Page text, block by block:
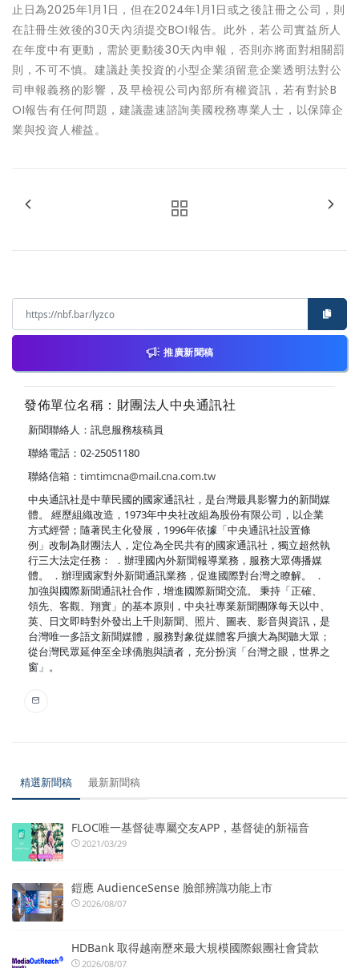
止日為2025年1月1日，但在2024年1月1日或之後註冊之公司，則
在註冊生效後的30天內須提交BOI報告。此外，若公司實益所人
在年度中有更動，需於更動後30天內申報，否則亦將面對相關罰
則，不可不慎。建議赴美投資的小型企業須留意企業透明法對公
司申報義務的影響，及早檢視公司內部所有權資訊，若有對於B
OI報告有任何問題，建議盡速諮詢美國稅務專業人士，以保障企
業與投資人權益。
推廣新聞稿
發佈單位名稱：財團法人中央通訊社
新聞聯絡人：訊息服務核稿員
聯絡電話：02-25051180
聯絡信箱： timtimcna@mail.cna.com.tw
中央通訊社是中華民國的國家通訊社，是台灣最具影響力的新聞媒
體。 經歷組織改造，1973年中央社改組為股份有限公司，以企業
方式經營；隨著民主化發展，1996年依據「中央通訊社設置條
例」改制為財團法人，定位為全民共有的國家通訊社，獨立超然執
行三大法定任務： ．辦理國內外新聞報導業務，服務大眾傳播媒
體。 ．辦理國家對外新聞通訊業務，促進國際對台灣之瞭解。 ．
加強與國際新聞通訊社合作，增進國際新聞交流。 秉持「正確、
領先、客觀、翔實」的基本原則，中央社專業新聞團隊每天以中、
英、日文即時對外發出上千則新聞、照片、圖表、影音與資訊，是
台灣唯一多語文新聞媒體，服務對象從媒體客戶擴大為閱聽大眾；
從台灣民眾延伸至全球僑胞與讀者，充分扮演「台灣之眼，世界之
窗」。
精選新聞稿 最新新聞稿
FLOC唯一基督徒專屬交友APP，基督徒的新福音
2021/03/29
鎧應 AudienceSense 臉部辨識功能上市
2026/08/07
HDBank 取得越南歷來最大規模國際銀團社會貸款
2026/08/07